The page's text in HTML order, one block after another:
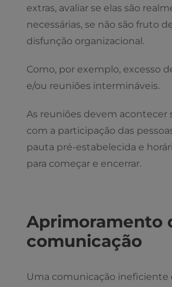
extras, avaliar se elas são
necessárias, se não são fruto
disfunção organizacional.
Como, por exemplo, excesso
e/ou reuniões intermináveis.
As reuniões devem acontecer
com a participação das
pauta pré-estabelecida e
para começar e encerrar.
Aprimoramento
comunicação
Uma comunicação ineficiente